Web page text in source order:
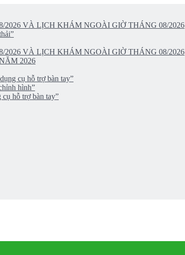
VÀ LỊCH KHÁM NGOÀI GIỜ THÁNG 08/2026
VÀ LỊCH KHÁM NGOÀI GIỜ THÁNG 08/2026
2026
cụ hỗ trợ bàn tay”
hình”
cụ hỗ trợ bàn tay”